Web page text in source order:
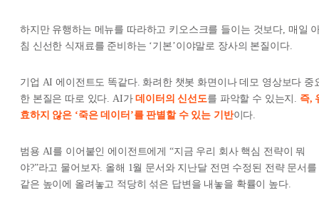
하지만 유행하는 메뉴를 따라하고 키오스크를 들이는 것보다, 매일
침 신선한 식재료를 준비하는 ‘기본’이야말로 장사의 본질이다.
기업 AI 에이전트도 똑같다. 화려한 챗봇 화면이나 데모 영상보다 중
한 본질은 따로 있다. AI가데이터의 신선도를 파악할 수 있는지. 즉,
효하지 않은 ‘죽은 데이터’를 판별할 수 있는 기반이다.
범용 AI를 이어붙인 에이전트에게 “지금 우리 회사 핵심 전략이 뭐
야?”라고 물어보자. 올해 1월 문서와 지난달 전면 수정된 전략 문서를
같은 높이에 올려놓고 적당히 섞은 답변을 내놓을 확률이 높다.